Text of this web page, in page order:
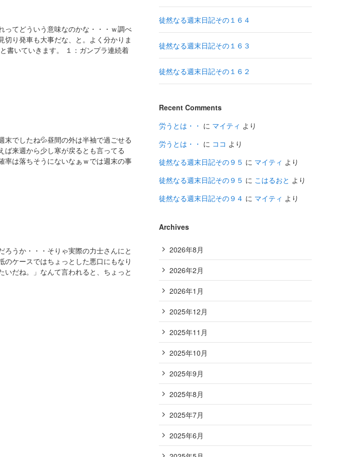
ってどういう意味なのかな・・・ｗ調べ
り発車も大事だな、と。よく分かりま
書いていきます。 １：ガンプラ連続着
でしたね💦昼間の外は半袖で過ごせる
ば来週から少し寒が戻るとも言ってる
率は落ちそうにないなぁｗでは週末の事
うか・・・そりゃ実際の力士さんにと
のケースではちょっとした悪口にもなり
だね。」なんて言われると、ちょっと
徒然なる週末日記その１６４
徒然なる週末日記その１６３
徒然なる週末日記その１６２
Recent Comments
労うとは・・ に マイティ より
労うとは・・ に ココ より
徒然なる週末日記その９５ に マイティ より
徒然なる週末日記その９５ に こはるおと より
徒然なる週末日記その９４ に マイティ より
Archives
2026年8月
2026年2月
2026年1月
2025年12月
2025年11月
2025年10月
2025年9月
2025年8月
2025年7月
2025年6月